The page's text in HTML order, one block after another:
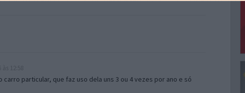
carro particular, que faz uso dela uns 3 ou 4 vezes por ano e só